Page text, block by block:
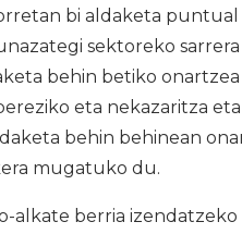
bi aldaketa
sektoreko
behin betiko
eta nekazaritza
behin behinean
mugatuko du.
alkate berria